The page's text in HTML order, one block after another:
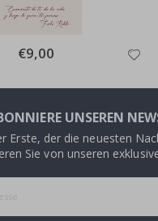
Special
Price
€9,00
UNSEREN
Erste, der die neuesten
Sie von unseren